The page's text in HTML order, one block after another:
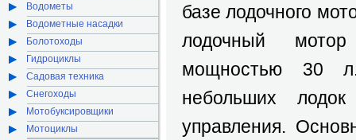
базе лодочного
лодочный
мощностью 30
небольших
управления.
Водометы
Водометные насадки
Болотоходы
Гидроциклы
Садовая техника
Снегоходы
Мотобуксировщики
Мотоциклы